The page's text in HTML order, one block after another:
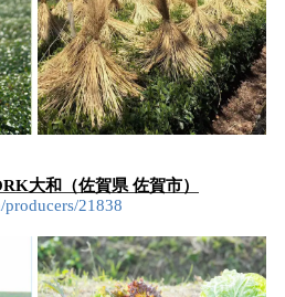
大和（佐賀県 佐賀市）
21838